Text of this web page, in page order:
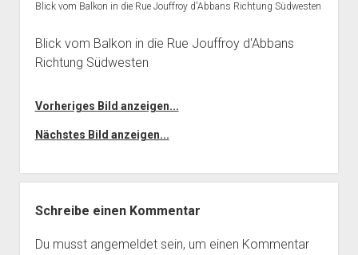
Blick vom Balkon in die Rue Jouffroy d'Abbans Richtung Südwesten
Blick vom Balkon in die Rue Jouffroy d'Abbans
Richtung Südwesten
Vorheriges Bild anzeigen...
Nächstes Bild anzeigen...
Schreibe einen Kommentar
Du musst angemeldetsein, um einen Kommentar